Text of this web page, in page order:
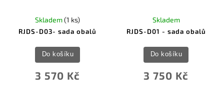
RJDS-D03- sada obalů
Skladem(1 ks)
3 570 Kč
Do košíku
RJDS-D01 - sada obalů
Skladem
3 750 Kč
Do košíku